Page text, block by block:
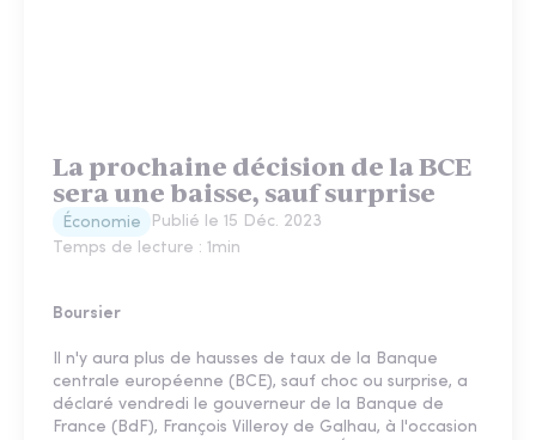
La prochaine décision de la BCE
sera une baisse, sauf surprise
Économie Publié le 15 Déc. 2023
Temps de lecture : 1min
Boursier
Il n'y aura plus de hausses de taux de la Banque
centrale européenne (BCE), sauf choc ou surprise, a
déclaré vendredi le gouverneur de la Banque de
France (BdF), François Villeroy de Galhau, à l'occasion